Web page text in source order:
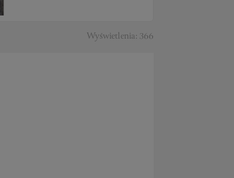
Wyświetlenia: 366